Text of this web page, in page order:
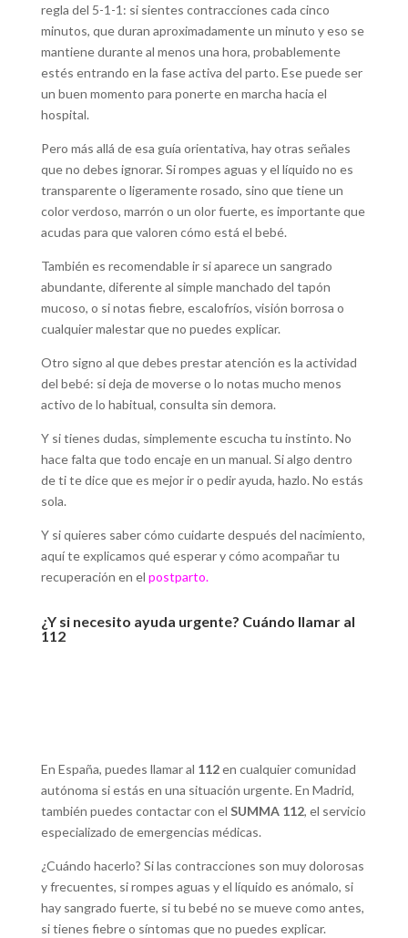
regla del 5-1-1: si sientes contracciones cada cinco
minutos, que duran aproximadamente un minuto y eso se
mantiene durante al menos una hora, probablemente
estés entrando en la fase activa del parto. Ese puede ser
un buen momento para ponerte en marcha hacia el
hospital.
Pero más allá de esa guía orientativa, hay otras señales
que no debes ignorar. Si rompes aguas y el líquido no es
transparente o ligeramente rosado, sino que tiene un
color verdoso, marrón o un olor fuerte, es importante que
acudas para que valoren cómo está el bebé.
También es recomendable ir si aparece un sangrado
abundante, diferente al simple manchado del tapón
mucoso, o si notas fiebre, escalofríos, visión borrosa o
cualquier malestar que no puedes explicar.
Otro signo al que debes prestar atención es la actividad
del bebé: si deja de moverse o lo notas mucho menos
activo de lo habitual, consulta sin demora.
Y si tienes dudas, simplemente escucha tu instinto. No
hace falta que todo encaje en un manual. Si algo dentro
de ti te dice que es mejor ir o pedir ayuda, hazlo. No estás
sola.
Y si quieres saber cómo cuidarte después del nacimiento,
aquí te explicamos qué esperar y cómo acompañar tu
recuperación en el postparto.
¿Y si necesito ayuda urgente? Cuándo llamar al
112
En España, puedes llamar al 112en cualquier comunidad
autónoma si estás en una situación urgente. En Madrid,
también puedes contactar con el SUMMA 112, el servicio
especializado de emergencias médicas.
¿Cuándo hacerlo? Si las contracciones son muy dolorosas
y frecuentes, si rompes aguas y el líquido es anómalo, si
hay sangrado fuerte, si tu bebé no se mueve como antes,
si tienes fiebre o síntomas que no puedes explicar.